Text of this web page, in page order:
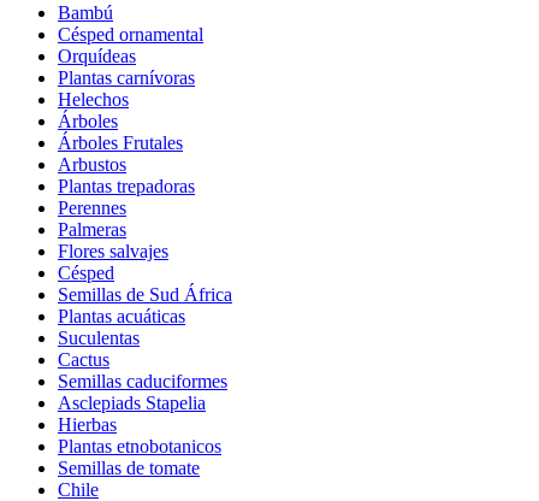
Bambú
Césped ornamental
Orquídeas
Plantas carnívoras
Helechos
Árboles
Árboles Frutales
Arbustos
Plantas trepadoras
Perennes
Palmeras
Flores salvajes
Césped
Semillas de Sud África
Plantas acuáticas
Suculentas
Cactus
Semillas caduciformes
Asclepiads Stapelia
Hierbas
Plantas etnobotanicos
Semillas de tomate
Chile